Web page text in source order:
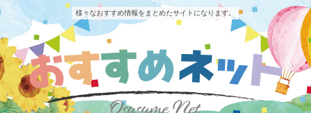
様々なおすすめ情報をまとめたサイトになります。